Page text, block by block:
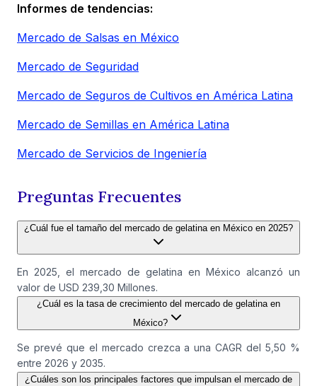
Informes de tendencias:
Mercado de Salsas en México
Mercado de Seguridad
Mercado de Seguros de Cultivos en América Latina
Mercado de Semillas en América Latina
Mercado de Servicios de Ingeniería
Preguntas Frecuentes
¿Cuál fue el tamaño del mercado de gelatina en México en 2025?
En 2025, el mercado de gelatina en México alcanzó un
valor de USD 239,30 Millones.
¿Cuál es la tasa de crecimiento del mercado de gelatina en
México?
Se prevé que el mercado crezca a una CAGR del 5,50 %
entre 2026 y 2035.
¿Cuáles son los principales factores que impulsan el mercado de